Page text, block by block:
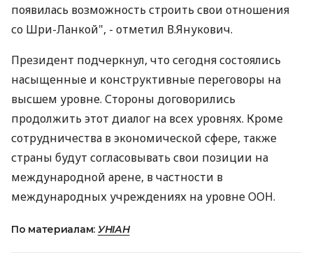
появилась возможность строить свои отношения
со Шри-Ланкой", - отметил В.Янукович.
Президент подчеркнул, что сегодня состоялись
насыщенные и конструктивные переговоры на
высшем уровне. Стороны договорились
продолжить этот диалог на всех уровнях. Кроме
сотрудничества в экономической сфере, также
страны будут согласовывать свои позиции на
международной арене, в частности в
международных учреждениях на уровне ООН.
По материалам: УНІАН